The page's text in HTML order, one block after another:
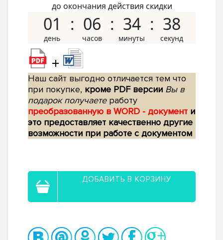
до окончания действия скидки
01 06 34 37
+
Наш сайт выгодно отличается тем что
при покупке, кроме PDF версии Вы в
подарок получаетеработу
преобразованную в WORD - документ и
это предоставляет качественно другие
возможности при работе с документом
ДОБАВИТЬ В КОРЗИНУ